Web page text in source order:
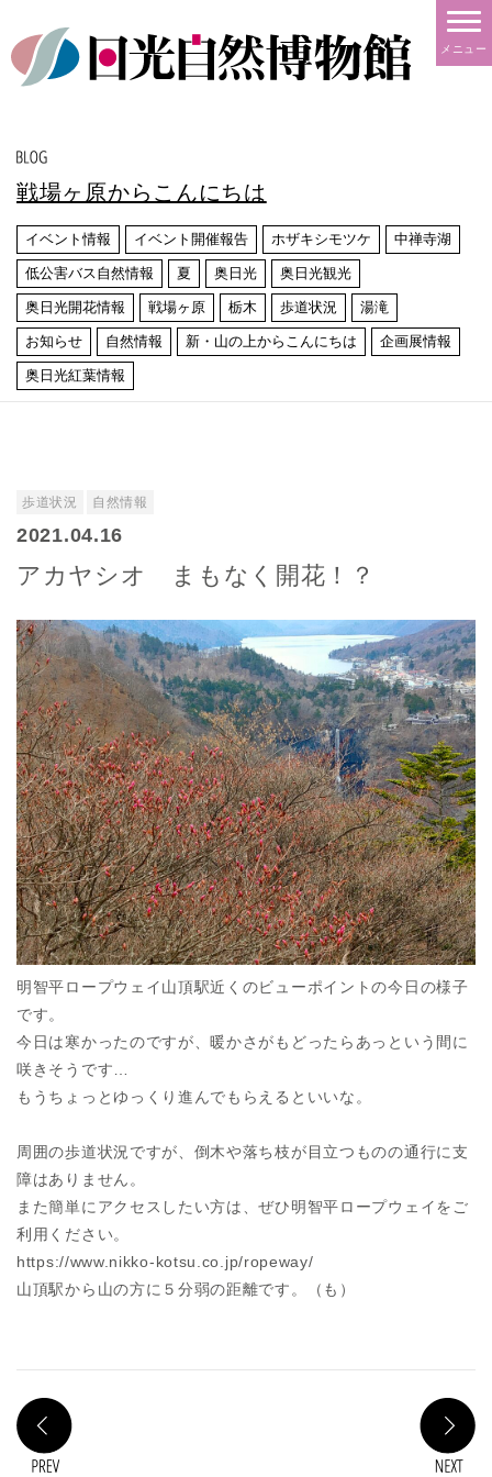
メニュー
戦場ヶ原からこんにちは
イベント情報 イベント開催報告 ホザキシモツケ 中禅寺湖
低公害バス自然情報 夏 奥日光 奥日光観光
奥日光開花情報 戦場ヶ原 栃木 歩道状況 湯滝
お知らせ 自然情報 新・山の上からこんにちは 企画展情報
奥日光紅葉情報
歩道状況 自然情報
2021.04.16
アカヤシオ まもなく開花！？
明智平ロープウェイ山頂駅近くのビューポイントの今日の様子
です。
今日は寒かったのですが、暖かさがもどったらあっという間に
咲きそうです…
もうちょっとゆっくり進んでもらえるといいな。
周囲の歩道状況ですが、倒木や落ち枝が目立つものの通行に支
障はありません。
また簡単にアクセスしたい方は、ぜひ明智平ロープウェイをご
利用ください。
https://www.nikko-kotsu.co.jp/ropeway/
山頂駅から山の方に５分弱の距離です。（も）